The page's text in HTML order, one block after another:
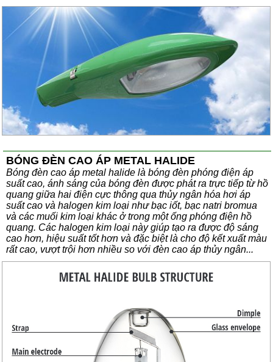
BÓNG ĐÈN CAO ÁP METAL HALIDE
Bóng đèn cao áp metal halide là bóng đèn phóng điện áp
suất cao, ánh sáng của bóng đèn được phát ra trực tiếp từ hồ
quang giữa hai điện cực thông qua thủy ngân hóa hơi áp
suất cao và halogen kim loại như bạc iốt, bạc natri bromua
và các muối kim loại khác ở trong một ống phóng điện hồ
quang. Các halogen kim loại này giúp tạo ra được độ sáng
cao hơn, hiệu suất tốt hơn và đặc biệt là cho độ kết xuất màu
rất cao, vượt trội hơn nhiều so với đèn cao áp thủy ngân...